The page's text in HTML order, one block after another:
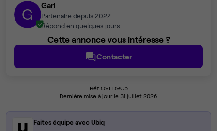
G Gari
Partenaire depuis 2022
Répond en quelques jours
Cette annonce vous intéresse ?
Contacter
Réf O9ED9C5
Dernière mise à jour le 31 juillet 2026
Faites équipe avec Ubiq